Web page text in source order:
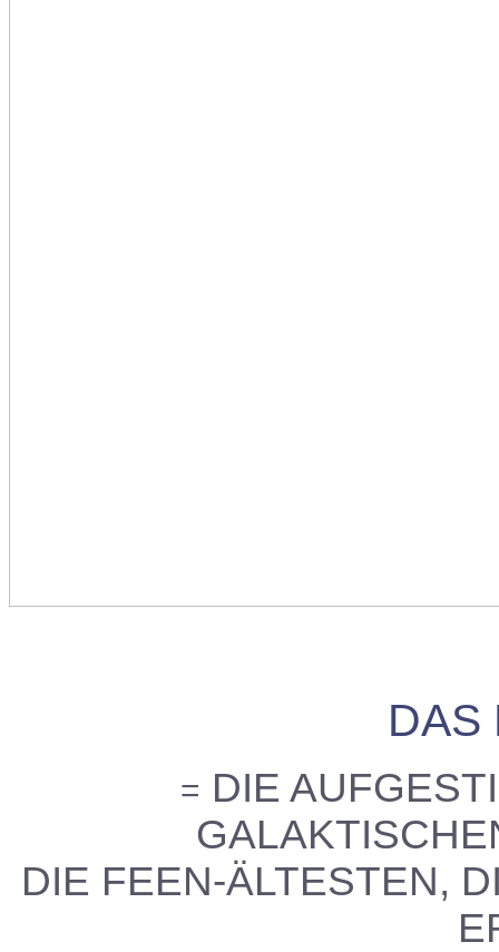
DAS
= DIE
DIE FEEN-ÄLTESTEN,